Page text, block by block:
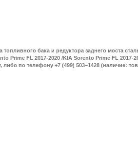
бака и редуктора заднего моста
Prime FL 2017-2020 /KIA Sorento Prime FL 2017-
либо по телефону +7 (499) 503–1428 (наличие: